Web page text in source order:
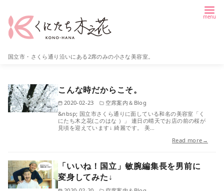
国立市・さくら通り沿いにある2席のみの小さな美容室。
こんな時だからこそ。
2020-02-23
空席案内＆Blog
&nbsp; 国立市さくら通りに面している和名の美容室「く
にたち木之花(このはな ）」 連日の晴天でお店の前の桜が
見頃を迎えています↓ 綺麗です。 美…
Read more→
「いいね！国立」敏腕編集長を男前に
変身してみた↓